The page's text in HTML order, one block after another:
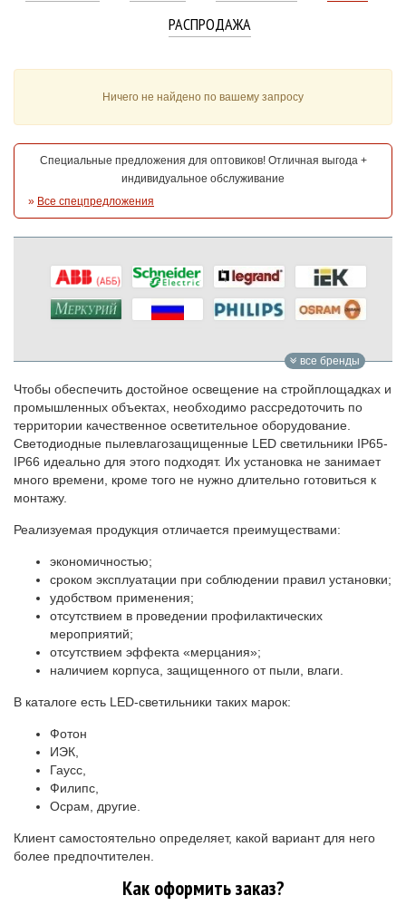
РАСПРОДАЖА
Ничего не найдено по вашему запросу
Специальные предложения для оптовиков! Отличная выгода +
индивидуальное обслуживание
» Все спецпредложения
все бренды
Чтобы обеспечить достойное освещение на стройплощадках и
промышленных объектах, необходимо рассредоточить по
территории качественное осветительное оборудование.
Светодиодные пылевлагозащищенные LED светильники IP65-
IP66 идеально для этого подходят. Их установка не занимает
много времени, кроме того не нужно длительно готовиться к
монтажу.
Реализуемая продукция отличается преимуществами:
экономичностью;
сроком эксплуатации при соблюдении правил установки;
удобством применения;
отсутствием в проведении профилактических
мероприятий;
отсутствием эффекта «мерцания»;
наличием корпуса, защищенного от пыли, влаги.
В каталоге есть LED-светильники таких марок:
Фотон
ИЭК,
Гаусс,
Филипс,
Осрам, другие.
Клиент самостоятельно определяет, какой вариант для него
более предпочтителен.
Как оформить заказ?